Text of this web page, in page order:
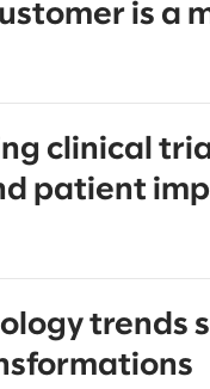
is a
clinical
patient
trends